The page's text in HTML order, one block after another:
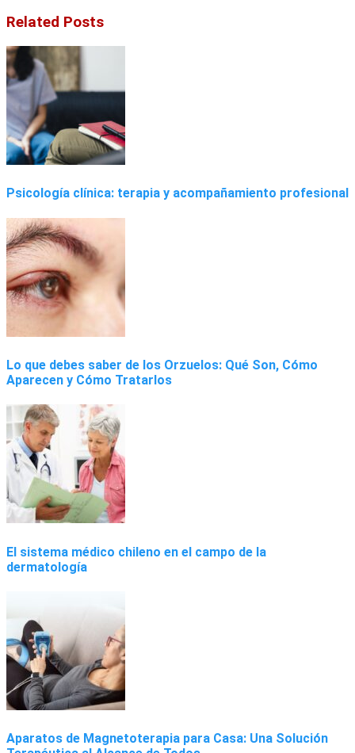
Related Posts
Psicología clínica: terapia y acompañamiento profesional
Lo que debes saber de los Orzuelos: Qué Son, Cómo
Aparecen y Cómo Tratarlos
El sistema médico chileno en el campo de la
dermatología
Aparatos de Magnetoterapia para Casa: Una Solución